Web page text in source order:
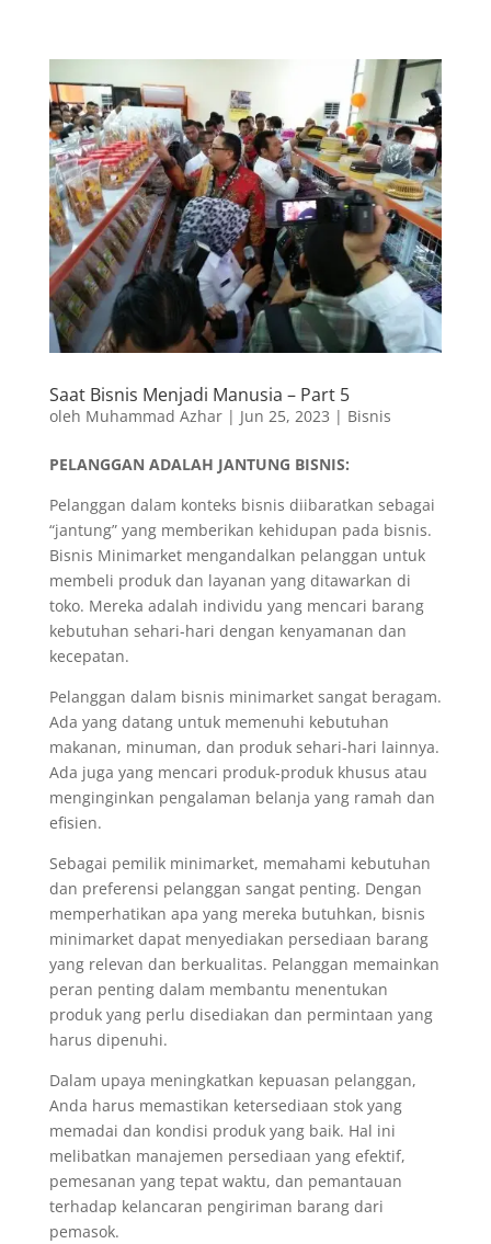
Saat Bisnis Menjadi Manusia – Part 5
oleh Muhammad Azhar| Jun 25, 2023 | Bisnis
PELANGGAN ADALAH JANTUNG BISNIS:
Pelanggan dalam konteks bisnis diibaratkan sebagai
“jantung” yang memberikan kehidupan pada bisnis.
Bisnis Minimarket mengandalkan pelanggan untuk
membeli produk dan layanan yang ditawarkan di
toko. Mereka adalah individu yang mencari barang
kebutuhan sehari-hari dengan kenyamanan dan
kecepatan.
Pelanggan dalam bisnis minimarket sangat beragam.
Ada yang datang untuk memenuhi kebutuhan
makanan, minuman, dan produk sehari-hari lainnya.
Ada juga yang mencari produk-produk khusus atau
menginginkan pengalaman belanja yang ramah dan
efisien.
Sebagai pemilik minimarket, memahami kebutuhan
dan preferensi pelanggan sangat penting. Dengan
memperhatikan apa yang mereka butuhkan, bisnis
minimarket dapat menyediakan persediaan barang
yang relevan dan berkualitas. Pelanggan memainkan
peran penting dalam membantu menentukan
produk yang perlu disediakan dan permintaan yang
harus dipenuhi.
Dalam upaya meningkatkan kepuasan pelanggan,
Anda harus memastikan ketersediaan stok yang
memadai dan kondisi produk yang baik. Hal ini
melibatkan manajemen persediaan yang efektif,
pemesanan yang tepat waktu, dan pemantauan
terhadap kelancaran pengiriman barang dari
pemasok.